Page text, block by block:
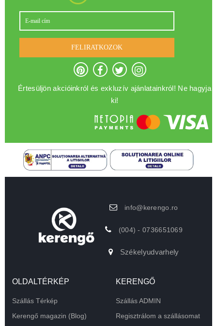
FELIRATKOZOK
Értesüljön akcióinkról és exkluzív ajánlatainkról! Ne hagyja
ki!
info@kerengo.ro
(004) - 0736651069
Székelyudvarhely
OLDALTÉRKÉP
Szállás Térkép
Kerengő magazin (Blog)
KERENGŐ
Szállás ADMIN
Regisztrálom a szállásomat